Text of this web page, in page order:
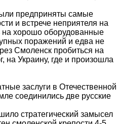
предприняты самые
и встрече неприятеля на
на хорошо оборудованные
поражений и едва не
Смоленск пробиться на
на Украину, где и произошла
заслуги в Отечественной
соединились две русские
стратегический замысел